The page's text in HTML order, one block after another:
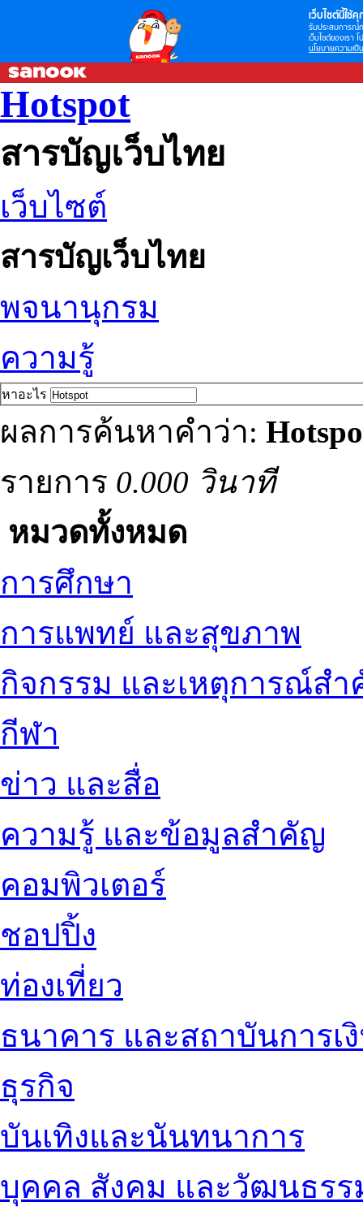
เว็บไซต์นี้ใช้คุ
รับประสบการณ์
เว็บไซต์ของเรา
นโยบายความเป็
Hotspot
สารบัญเว็บไทย
เว็บไซต์
สารบัญเว็บไทย
พจนานุกรม
ความรู้
หาอะไร
ผลการค้นหาคำว่า:
รายการ 0.000 วินาที
หมวดทั้งหมด
การศึกษา
การแพทย์ และสุขภาพ
กิจกรรม และเหตุการณ์ส
กีฬา
ข่าว และสื่อ
ความรู้ และข้อมูลสำคัญ
คอมพิวเตอร์
ชอปปิ้ง
ท่องเที่ยว
ธนาคาร และสถาบันการเ
ธุรกิจ
บันเทิงและนันทนาการ
บุคคล สังคม และวัฒนธรร